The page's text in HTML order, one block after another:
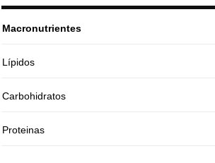
Macronutrientes
Lípidos
Carbohidratos
Proteinas